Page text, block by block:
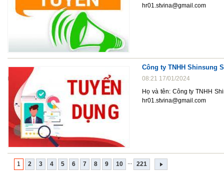
hr01.stvina@gmail.com
Công ty TNHH Shinsung
08:21 17/01/2024
Họ và tên: Công ty TNHH
hr01.stvina@gmail.com
1 2 3 4 5 6 7 8 9 10 ... 221